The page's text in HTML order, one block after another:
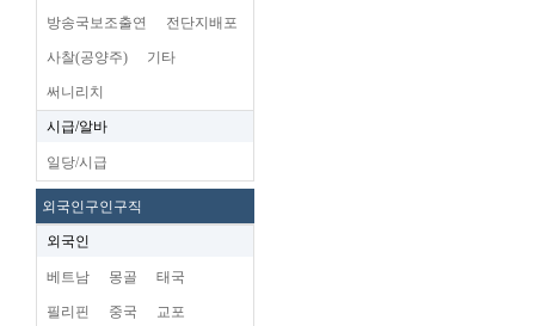
방송국보조출연 전단지배포
사찰(공양주) 기타
써니리치
시급/알바
일당/시급
외국인구인구직
외국인
베트남 몽골 태국
필리핀 중국 교포